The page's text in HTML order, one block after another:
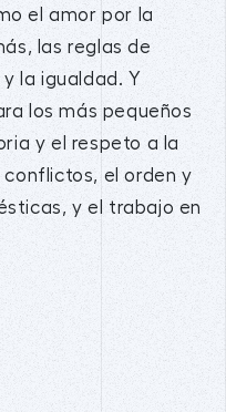
el amor por la
las reglas de
la igualdad. Y
los más pequeños
y el respeto a la
el orden y
y el trabajo en